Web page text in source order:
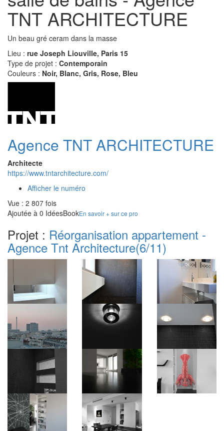
TNT ARCHITECTURE
Un beau gré ceram dans la masse
Lieu : rue Joseph Liouville, Paris 15
Type de projet : Contemporain
Couleurs : Noir, Blanc, Gris, Rose, Bleu
Agence TNT ARCHITECTURE
Architecte
https://www.tntarchitecture.com/
Afficher le numéro
Vue : 2 807 fois
Ajoutée à 0 IdéesBookEn savoir + sur ce pro
Projet : Réorganisation appartement -
Agence Tnt Architecture(6/11)